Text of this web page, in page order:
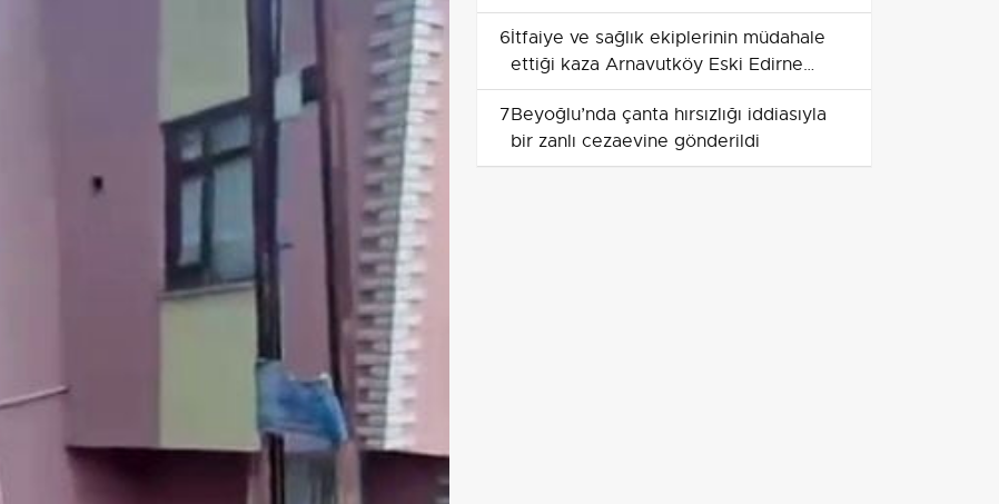
6İtfaiye ve sağlık ekiplerinin müdahale
ettiği kaza Arnavutköy Eski Edirne
Asfaltı Caddesi'nde
7Beyoğlu’nda çanta hırsızlığı iddiasıyla
bir zanlı cezaevine gönderildi